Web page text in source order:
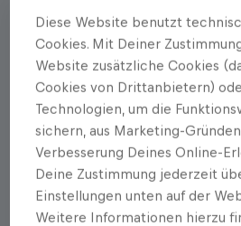
Diese Website benutzt
Cookies. Mit Deiner
Website zusätzliche Cookies
Cookies von Drittanbietern)
Technologien, um die
sichern, aus Marketing-
Verbesserung Deines Online-
Deine Zustimmung jederzeit
Einstellungen unten auf der
Weitere Informationen hierzu